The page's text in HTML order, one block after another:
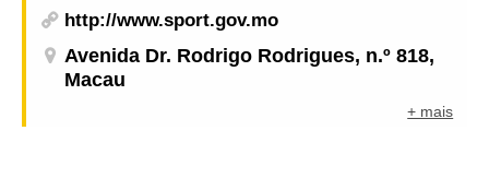
http://www.sport.gov.mo
Avenida Dr. Rodrigo Rodrigues, n.º 818,
Macau
+ mais